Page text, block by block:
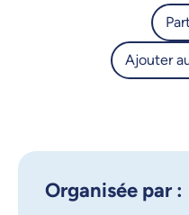
Ajouter
Organisée par :